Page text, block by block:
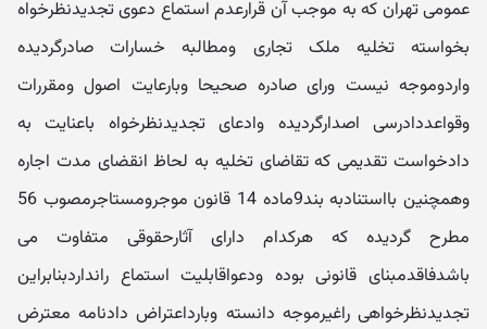
عمومی تهران که به موجب آن قرارعدم استماع دعوی تجدیدنظرخواه
بخواسته تخلیه ملک تجاری ومطالبه خسارات صادرگردیده
واردوموجه نیست ورای صادره صحیحا وبارعایت اصول ومقررات
وقواعددادرسی اصدارگردیده وادعای تجدیدنظرخواه باعنایت به
دادخواست تقدیمی که تقاضای تخلیه به لحاظ انقضای مدت اجاره
وهمچنین بااستنادبه بند9ماده 14 قانون موجرومستاجرمصوب 56
مطرح گردیده که هرکدام دارای آثارحقوقی متفاوت می
باشدفاقدمبنای قانونی بوده ودعواقابلیت استماع رانداردبنابراین
تجدیدنظرخواهی راغیرموجه دانسته وبارداعتراض دادنامه معترض